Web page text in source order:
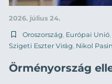
2026. július 24.
Oroszország, Európai Unió,
Szigeti Eszter Virág, Nikol
Örményország